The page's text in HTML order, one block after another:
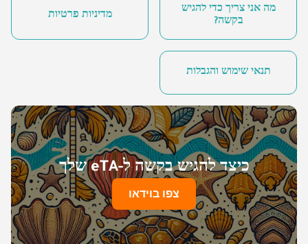
מה אני צריך כדי להגיש
בקשה?
מדיניות פרטיות
תנאי שימוש והגבלות
כיצד להגיש בקשה ל-eTA שלך
צפו בוידאו